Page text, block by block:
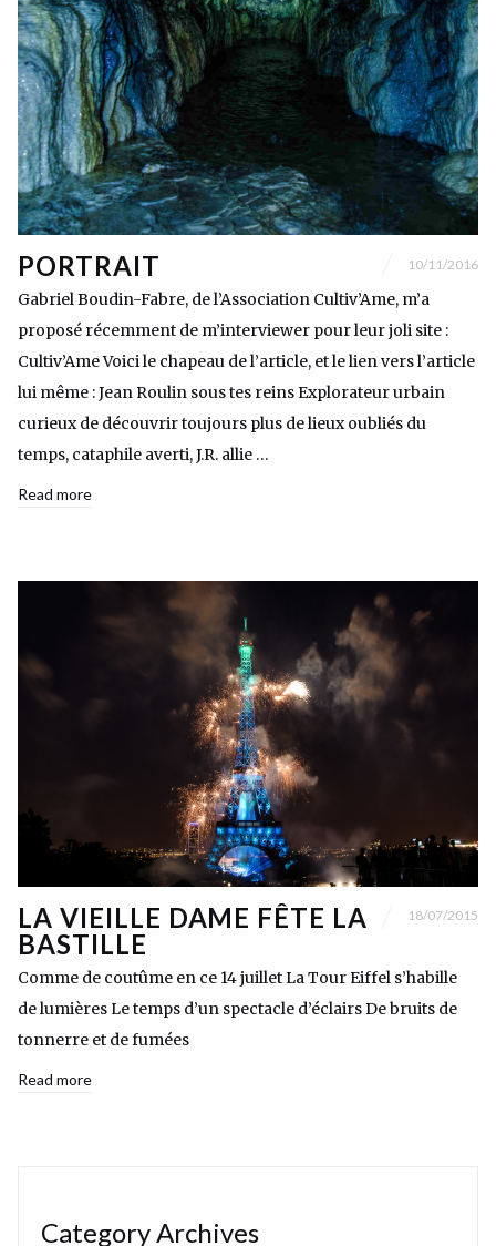
PORTRAIT 10/11/2016
Gabriel Boudin-Fabre, de l’Association Cultiv’Ame, m’a
proposé récemment de m’interviewer pour leur joli site :
Cultiv’Ame Voici le chapeau de l’article, et le lien vers l’article
lui même : Jean Roulin sous tes reins Explorateur urbain
curieux de découvrir toujours plus de lieux oubliés du
temps, cataphile averti, J.R. allie …
Read more
LA VIEILLE DAME FÊTE LA
BASTILLE
18/07/2015
Comme de coutûme en ce 14 juillet La Tour Eiffel s’habille
de lumières Le temps d’un spectacle d’éclairs De bruits de
tonnerre et de fumées
Read more
Category Archives